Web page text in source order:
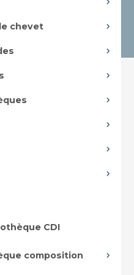
chevet
CDI
composition